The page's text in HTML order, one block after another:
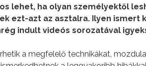
lehet, ha olyan személyektől
ezt-azt az asztalra. Ilyen ismert
indult videós sorozatával
a megfelelő technikákat,